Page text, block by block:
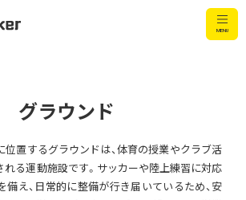
里山ものづくり村
グラウンド
位置するグラウンドは、体育の授業やクラブ活
る運動施設です。サッカーや陸上練習に対応
備え、日常的に整備が行き届いているため、安